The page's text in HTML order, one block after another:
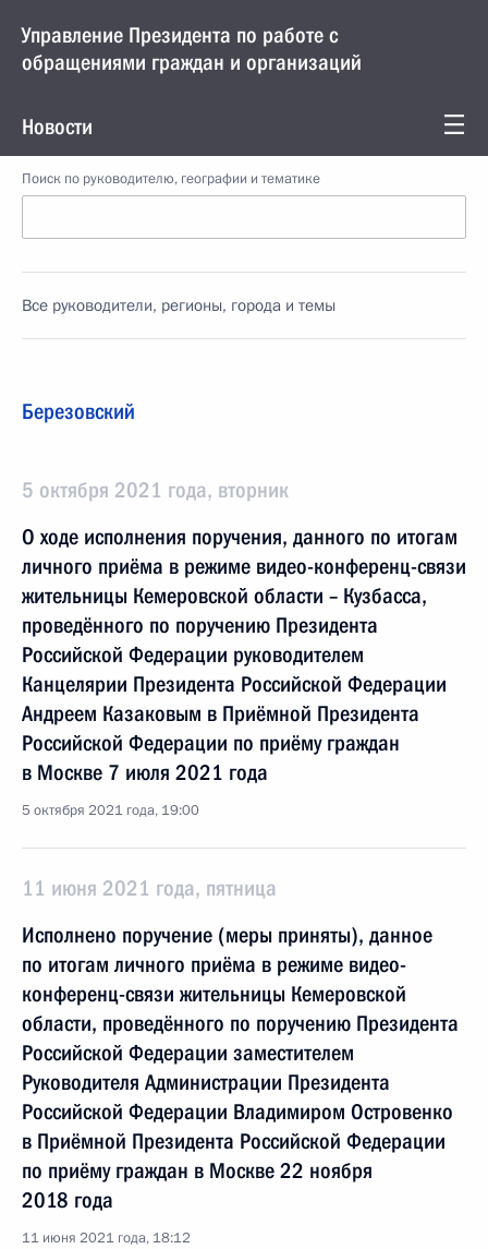
Управление Президента по работе с
обращениями граждан и организаций
Новости
Поиск по руководителю, географии и тематике
Все руководители, регионы, города и темы
Березовский
5 октября 2021 года, вторник
О ходе исполнения поручения, данного по итогам
личного приёма в режиме видео-конференц-связи
жительницы Кемеровской области – Кузбасса,
проведённого по поручению Президента
Российской Федерации руководителем
Канцелярии Президента Российской Федерации
Андреем Казаковым в Приёмной Президента
Российской Федерации по приёму граждан
в Москве 7 июля 2021 года
5 октября 2021 года, 19:00
11 июня 2021 года, пятница
Исполнено поручение (меры приняты), данное
по итогам личного приёма в режиме видео-
конференц-связи жительницы Кемеровской
области, проведённого по поручению Президента
Российской Федерации заместителем
Руководителя Администрации Президента
Российской Федерации Владимиром Островенко
в Приёмной Президента Российской Федерации
по приёму граждан в Москве 22 ноября
2018 года
11 июня 2021 года, 18:12